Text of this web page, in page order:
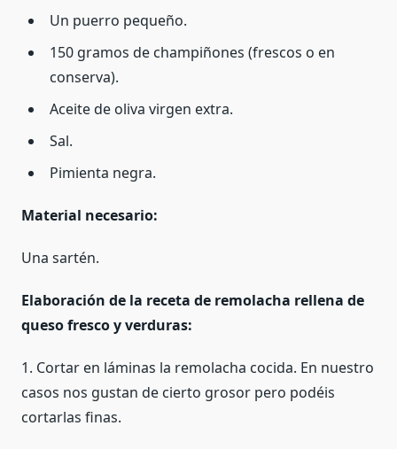
Un puerro pequeño.
150 gramos de champiñones (frescos o en
conserva).
Aceite de oliva virgen extra.
Sal.
Pimienta negra.
Material necesario:
Una sartén.
Elaboración de la receta de remolacha rellena de
queso fresco y verduras:
1. Cortar en láminas la remolacha cocida. En nuestro
casos nos gustan de cierto grosor pero podéis
cortarlas finas.